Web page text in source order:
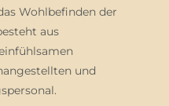
Wohlbefinden der
aus
und